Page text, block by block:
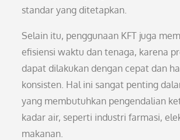
standar yang ditetapkan.
Selain itu, penggunaan KFT juga
efisiensi waktu dan tenaga, karena
dapat dilakukan dengan cepat dan
konsisten. Hal ini sangat penting
yang membutuhkan pengendalian
kadar air, seperti industri farmasi,
makanan.